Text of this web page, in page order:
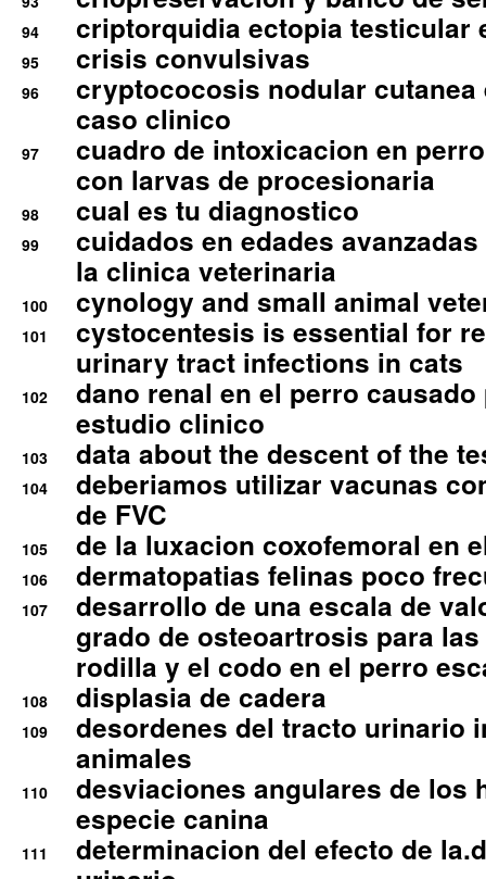
94 criptorquidia ectopia testicular
95 crisis convulsivas
96
cryptococosis nodular cutanea
caso clinico
97
cuadro de intoxicacion en
con larvas de procesionaria
98 cual es tu diagnostico
99
cuidados en edades
la clinica veterinaria
100 cynology and small animal
101
cystocentesis is essential for
urinary tract infections in cats
102
dano renal en el perro
estudio clinico
103 data about the descent of the
104
deberiamos utilizar vacunas
de FVC
105 de la luxacion coxofemoral en
106 dermatopatias felinas poco
107
desarrollo de una escala de
grado de osteoartrosis para
rodilla y el codo en el perro
108 displasia de cadera
109
desordenes del tracto urinario
animales
110
desviaciones angulares de los
especie canina
111
determinacion del efecto de